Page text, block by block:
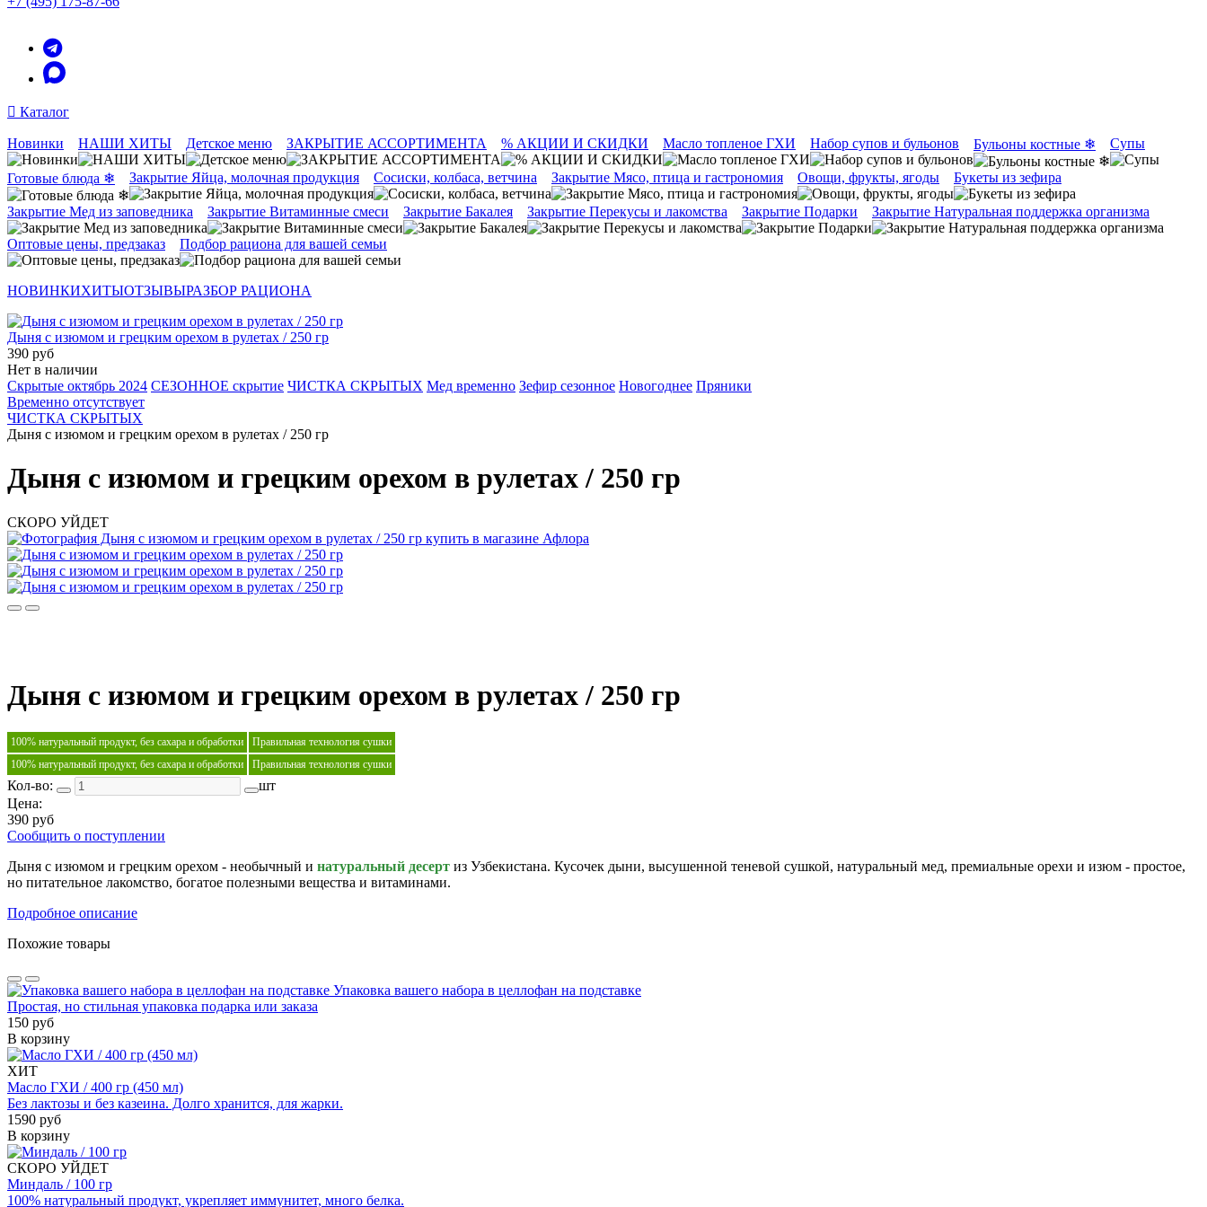
Каталог
Новинки НАШИ ХИТЫ Детское меню ЗАКРЫТИЕ АССОРТИМЕНТА % АКЦИИ И СКИДКИ Масло топленое ГХИ Набор супов и бульонов Бульоны костные ❄ Супы
Готовые блюда ❄ Закрытие Яйца, молочная продукция Сосиски, колбаса, ветчина Закрытие Мясо, птица и гастрономия Овощи, фрукты, ягоды Букеты из зефира
Закрытие Мед из заповедника Закрытие Витаминные смеси Закрытие Бакалея Закрытие Перекусы и лакомства Закрытие Подарки Закрытие Натуральная поддержка организма
Оптовые цены, предзаказ Подбор рациона для вашей семьи
НОВИНКИХИТЫОТЗЫВЫРАЗБОР РАЦИОНА
Дыня с изюмом и грецким орехом в рулетах / 250 гр
390 руб
Нет в наличии
Скрытые октябрь 2024 СЕЗОННОЕ скрытие ЧИСТКА СКРЫТЫХ Мед временно Зефир сезонное Новогоднее Пряники
Временно отсутствует
ЧИСТКА СКРЫТЫХ
Дыня с изюмом и грецким орехом в рулетах / 250 гр
Дыня с изюмом и грецким орехом в рулетах / 250 гр
СКОРО УЙДЕТ
Дыня с изюмом и грецким орехом в рулетах / 250 гр
100% натуральный продукт, без сахара и обработки
Правильная технология сушки
100% натуральный продукт, без сахара и обработки
Правильная технология сушки
Кол-во:
шт
Цена:
390 руб
Сообщить о поступлении
Дыня с изюмом и грецким орехом - необычный и натуральный десерт из Узбекистана. Кусочек дыни, высушенной теневой сушкой, натуральный мед, премиальные орехи и изюм - простое,
но питательное лакомство, богатое полезными вещества и витаминами.
Подробное описание
Похожие товары
Упаковка вашего набора в целлофан на подставке
Простая, но стильная упаковка подарка или заказа
150 руб
В корзину
ХИТ
Масло ГХИ / 400 гр (450 мл)
Без лактозы и без казеина. Долго хранится, для жарки.
1590 руб
В корзину
СКОРО УЙДЕТ
Миндаль / 100 гр
100% натуральный продукт, укрепляет иммунитет, много белка.